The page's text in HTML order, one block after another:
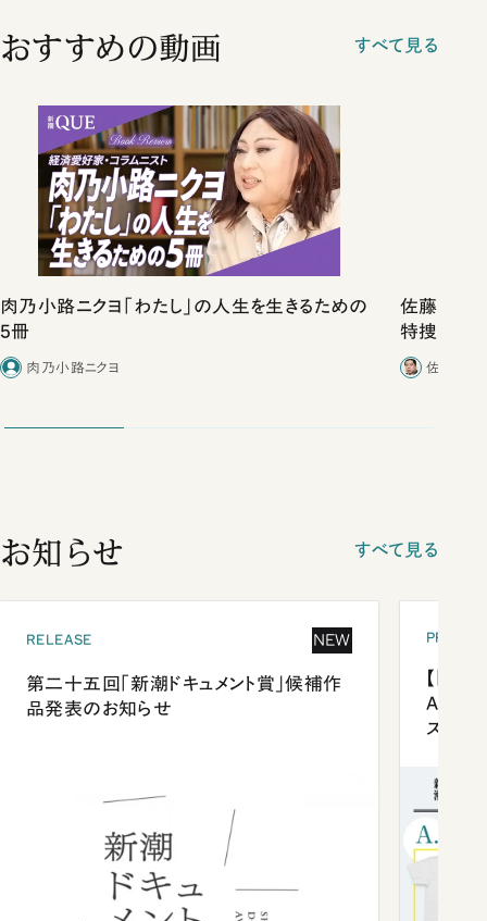
おすすめの動画 すべて見る
肉乃小路ニクヨ「わたし」の人生を生きるための
5冊
肉乃小路ニクヨ
佐藤優vs
特捜取調
合ったこと
佐藤優
お知らせ すべて見る
RELEASE NEW
第二十五回「新潮ドキュメント賞」候補作
品発表のお知らせ
【「新
ズプレ